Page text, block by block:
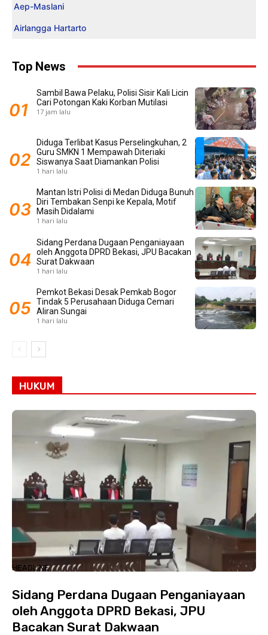
Aep-Maslani
Airlangga Hartarto
Top News
Sambil Bawa Pelaku, Polisi Sisir Kali Licin
Cari Potongan Kaki Korban Mutilasi
17 jam lalu
Diduga Terlibat Kasus Perselingkuhan, 2
Guru SMKN 1 Mempawah Diteriaki
Siswanya Saat Diamankan Polisi
1 hari lalu
Mantan Istri Polisi di Medan Diduga Bunuh
Diri Tembakan Senpi ke Kepala, Motif
Masih Didalami
1 hari lalu
Sidang Perdana Dugaan Penganiayaan
oleh Anggota DPRD Bekasi, JPU Bacakan
Surat Dakwaan
1 hari lalu
Pemkot Bekasi Desak Pemkab Bogor
Tindak 5 Perusahaan Diduga Cemari
Aliran Sungai
1 hari lalu
HUKUM
HEADLINE
Sidang Perdana Dugaan Penganiayaan
oleh Anggota DPRD Bekasi, JPU
Bacakan Surat Dakwaan